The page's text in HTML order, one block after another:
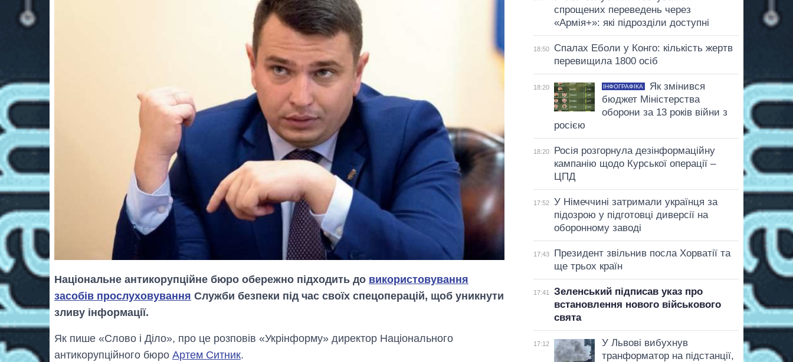
Національне антикорупційне бюро обережно підходить до використовування
засобів прослуховування Служби безпеки під час своїх спецоперацій, щоб уникнути
зливу інформації.
Як пише «Слово і Діло», про це розповів «Укрінформу» директор Національного
антикорупційного бюро Артем Ситник.
спрощених переведень через
«Армія+»: які підрозділи доступні
18:50
Спалах Еболи у Конго: кількість жертв
перевищила 1800 осіб
18:20 ІНФОГРАФІКА
Як змінився
бюджет Міністерства
оборони за 13 років війни з
росією
18:20
Росія розгорнула дезінформаційну
кампанію щодо Курської операції –
ЦПД
17:52
У Німеччині затримали українця за
підозрою у підготовці диверсії на
оборонному заводі
17:43
Президент звільнив посла Хорватії та
ще трьох країн
17:41
Зеленський підписав указ про
встановлення нового військового
свята
17:12
У Львові вибухнув
транформатор на підстанції,